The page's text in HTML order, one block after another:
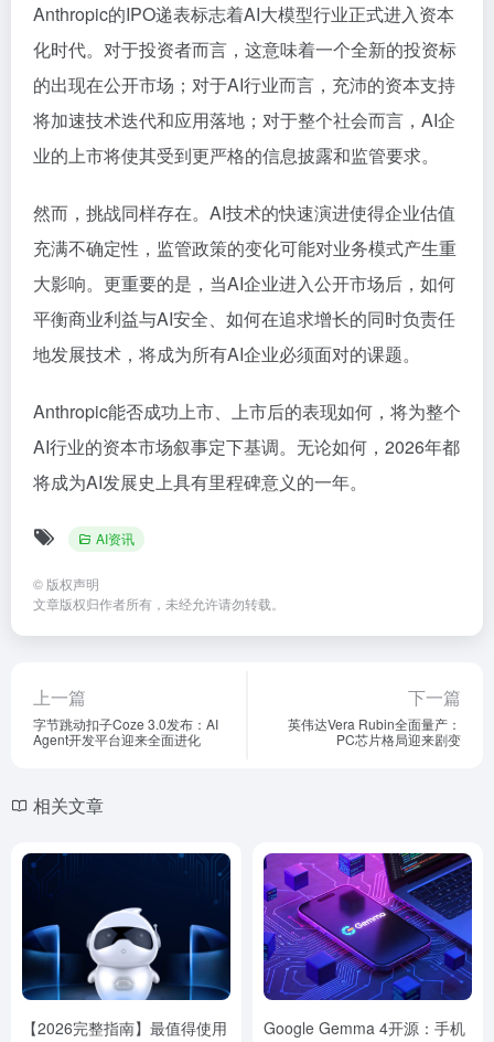
Anthropic的IPO递表标志着AI大模型行业正式进入资本
化时代。对于投资者而言，这意味着一个全新的投资标
的出现在公开市场；对于AI行业而言，充沛的资本支持
将加速技术迭代和应用落地；对于整个社会而言，AI企
业的上市将使其受到更严格的信息披露和监管要求。
然而，挑战同样存在。AI技术的快速演进使得企业估值
充满不确定性，监管政策的变化可能对业务模式产生重
大影响。更重要的是，当AI企业进入公开市场后，如何
平衡商业利益与AI安全、如何在追求增长的同时负责任
地发展技术，将成为所有AI企业必须面对的课题。
Anthropic能否成功上市、上市后的表现如何，将为整个
AI行业的资本市场叙事定下基调。无论如何，2026年都
将成为AI发展史上具有里程碑意义的一年。
AI资讯
© 版权声明
文章版权归作者所有，未经允许请勿转载。
上一篇
字节跳动扣子Coze 3.0发布：AI
Agent开发平台迎来全面进化
下一篇
英伟达Vera Rubin全面量产：
PC芯片格局迎来剧变
相关文章
【2026完整指南】最值得使用
Google Gemma 4开源：手机